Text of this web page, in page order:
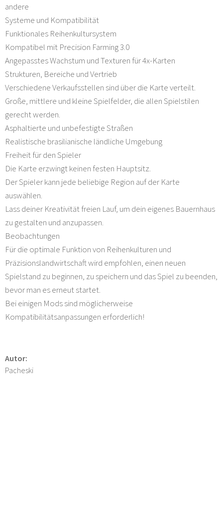
andere
Systeme und Kompatibilität
Funktionales Reihenkultursystem
Kompatibel mit Precision Farming 3.0
Angepasstes Wachstum und Texturen für 4x-Karten
Strukturen, Bereiche und Vertrieb
Verschiedene Verkaufsstellen sind über die Karte verteilt.
Große, mittlere und kleine Spielfelder, die allen Spielstilen
gerecht werden.
Asphaltierte und unbefestigte Straßen
Realistische brasilianische ländliche Umgebung
Freiheit für den Spieler
Die Karte erzwingt keinen festen Hauptsitz.
Der Spieler kann jede beliebige Region auf der Karte
auswählen.
Lass deiner Kreativität freien Lauf, um dein eigenes Bauernhaus
zu gestalten und anzupassen.
Beobachtungen
Für die optimale Funktion von Reihenkulturen und
Präzisionslandwirtschaft wird empfohlen, einen neuen
Spielstand zu beginnen, zu speichern und das Spiel zu beenden,
bevor man es erneut startet.
Bei einigen Mods sind möglicherweise
Kompatibilitätsanpassungen erforderlich!
Autor:
Pacheski